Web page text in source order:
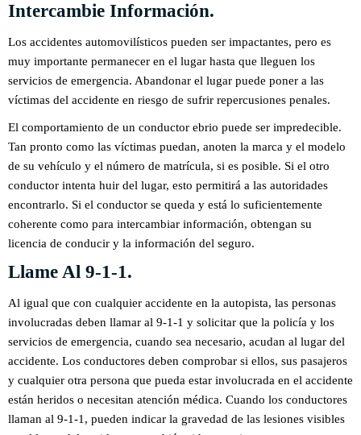
Intercambie Información.
Los accidentes automovilísticos pueden ser impactantes, pero es
muy importante permanecer en el lugar hasta que lleguen los
servicios de emergencia. Abandonar el lugar puede poner a las
víctimas del accidente en riesgo de sufrir repercusiones penales.
El comportamiento de un conductor ebrio puede ser impredecible.
Tan pronto como las víctimas puedan, anoten la marca y el modelo
de su vehículo y el número de matrícula, si es posible. Si el otro
conductor intenta huir del lugar, esto permitirá a las autoridades
encontrarlo. Si el conductor se queda y está lo suficientemente
coherente como para intercambiar información, obtengan su
licencia de conducir y la información del seguro.
Llame Al 9-1-1.
Al igual que con cualquier accidente en la autopista, las personas
involucradas deben llamar al 9-1-1 y solicitar que la policía y los
servicios de emergencia, cuando sea necesario, acudan al lugar del
accidente. Los conductores deben comprobar si ellos, sus pasajeros
y cualquier otra persona que pueda estar involucrada en el accidente
están heridos o necesitan atención médica. Cuando los conductores
llaman al 9-1-1, pueden indicar la gravedad de las lesiones visibles